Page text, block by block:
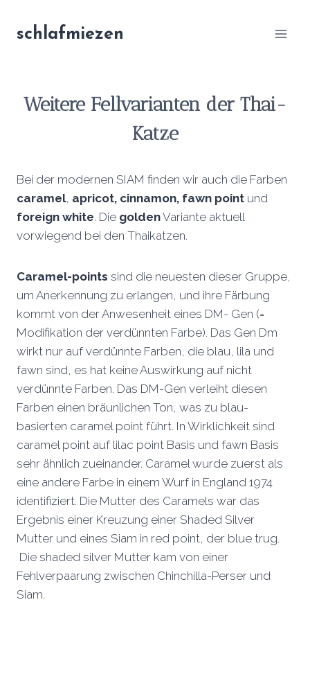
Inhaltschlafmiezen
Weitere Fellvarianten der Thai-
Katze
Bei der modernen SIAM finden wir auch die Farben
caramel, apricot, cinnamon, fawn point und
foreign white. Die goldenVariante aktuell
vorwiegend bei den Thaikatzen.
Caramel-points sind die neuesten dieser Gruppe,
um Anerkennung zu erlangen, und ihre Färbung
kommt von der Anwesenheit eines DM- Gen (=
Modifikation der verdünnten Farbe). Das Gen Dm
wirkt nur auf verdünnte Farben, die blau, lila und
fawn sind, es hat keine Auswirkung auf nicht
verdünnte Farben. Das DM-Gen verleiht diesen
Farben einen bräunlichen Ton, was zu blau-
basierten caramel point führt. In Wirklichkeit sind
caramel point auf lilac point Basis und fawn Basis
sehr ähnlich zueinander. Caramel wurde zuerst als
eine andere Farbe in einem Wurf in England 1974
identifiziert. Die Mutter des Caramels war das
Ergebnis einer Kreuzung einer Shaded Silver
Mutter und eines Siam in red point, der blue trug.
Die shaded silver Mutter kam von einer
Fehlverpaarung zwischen Chinchilla-Perser und
Siam.